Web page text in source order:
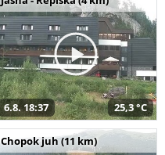
6.8. 18:37 25,3 °C
Chopok juh (11 km)